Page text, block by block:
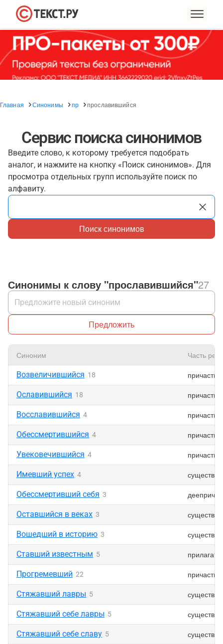
Главная Синонимы пр прославившийся
Сервис поиска синонимов
Введите слово, к которому требуется подобрать
аналог, и нажмите на кнопку «Поиск синонимов». Для
просмотра отдельных групп используйте поиск по
алфавиту.
Поиск синонимов
Синонимы к слову "прославившийся"27
Предложить
Синоним Часть речи
Возвеличившийся 18 причастие
Ославившийся 18 причастие
Восславившийся 4 причастие
Обессмертившийся 4 причастие
Увековечившийся 4 причастие
Имевший успех 4
Обессмертивший себя 3
Оставшийся в веках 3
Вошедший в историю 3
Ставший известным 5
Прогремевший 22 причастие
Стяжавший лавры 5
Стяжавший себе лавры 5
Стяжавший себе славу 5